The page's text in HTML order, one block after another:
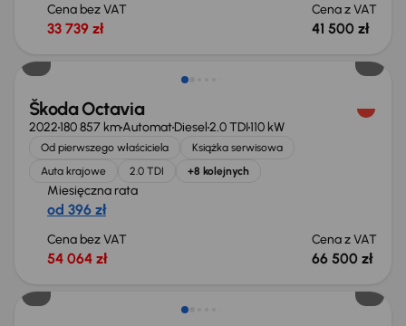
Cena bez VAT
33 739 zł
Cena z VAT
41 500 zł
Škoda Octavia
2022180 857 kmAutomatDiesel2.0 TDI110 kW
Od pierwszego właściciela
Książka serwisowa
Auta krajowe
2.0 TDI +8 kolejnych
Miesięczna rata
od 396 zł
Cena bez VAT
54 064 zł
Cena z VAT
66 500 zł
Taniej o 1 000 zł